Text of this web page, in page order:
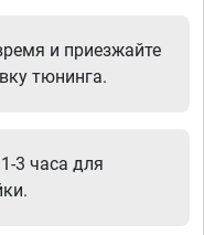
и приезжайте
тюнинга.
3 часа для